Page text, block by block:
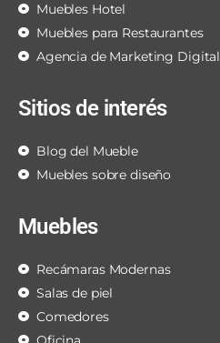
Muebles Hotel
Muebles para Restaurantes
Agencia de Marketing Digital
Sitios de interés
Blog del Mueble
Muebles sobre diseño
Muebles
Recámaras Modernas
Salas de piel
Comedores